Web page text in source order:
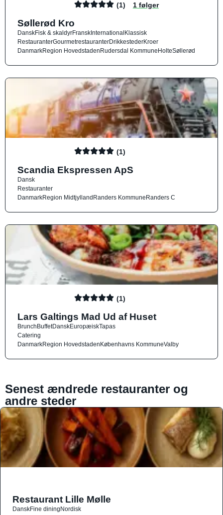
(1) 1 følger
Søllerød Kro
DanskFisk & skaldyrFranskInternationalKlassisk
RestauranterGourmetrestauranterDrikkestederKroer
DanmarkRegion HovedstadenRudersdal KommuneHolteSøllerød
(1)
Scandia Ekspressen ApS
Dansk
Restauranter
DanmarkRegion MidtjyllandRanders KommuneRanders C
(1)
Lars Galtings Mad Ud af Huset
BrunchBuffetDanskEuropæiskTapas
Catering
DanmarkRegion HovedstadenKøbenhavns KommuneValby
Senest ændrede restauranter og
andre steder
Restaurant Lille Mølle
DanskFine diningNordisk